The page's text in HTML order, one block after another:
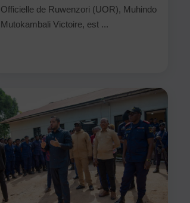
Officielle de Ruwenzori (UOR), Muhindo
Mutokambali Victoire, est ...